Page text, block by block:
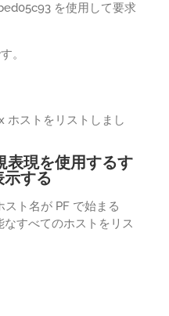
を使用して要求
。
ホストをリストしまし
表現を使用するす
する
ト名が PF で始まる
すべてのホストをリス